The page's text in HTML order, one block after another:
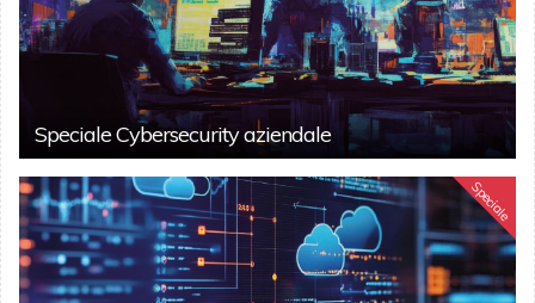
Speciale Cybersecurity aziendale
Speciale